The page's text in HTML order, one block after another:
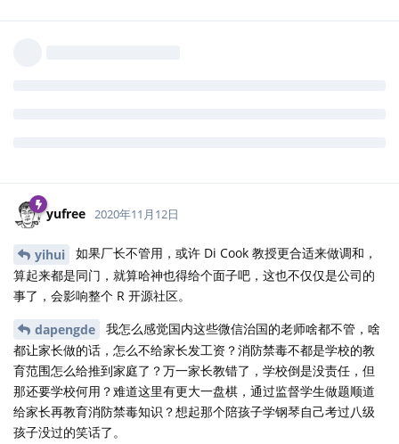
yufree 2020年11月12日
yihui
如果厂长不管用，或许 Di Cook 教授更合适来做调和，
算起来都是同门，就算哈神也得给个面子吧，这也不仅仅是公司的
事了，会影响整个 R 开源社区。
dapengde
我怎么感觉国内这些微信治国的老师啥都不管，啥
都让家长做的话，怎么不给家长发工资？消防禁毒不都是学校的教
育范围怎么给推到家庭了？万一家长教错了，学校倒是没责任，但
那还要学校何用？难道这里有更大一盘棋，通过监督学生做题顺道
给家长再教育消防禁毒知识？想起那个陪孩子学钢琴自己考过八级
孩子没过的笑话了。